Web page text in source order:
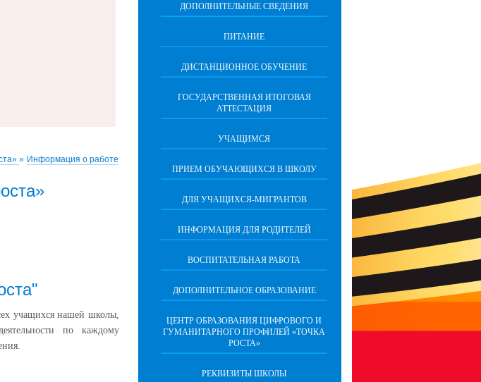
» Информация о работе
учащихся нашей школы,
по каждому
ДОПОЛНИТЕЛЬНЫЕ СВЕДЕНИЯ
ПИТАНИЕ
ДИСТАНЦИОННОЕ ОБУЧЕНИЕ
ГОСУДАРСТВЕННАЯ ИТОГОВАЯ
АТТЕСТАЦИЯ
УЧАЩИМСЯ
ПРИЕМ ОБУЧАЮЩИХСЯ В ШКОЛУ
ДЛЯ УЧАЩИХСЯ-МИГРАНТОВ
ИНФОРМАЦИЯ ДЛЯ РОДИТЕЛЕЙ
ВОСПИТАТЕЛЬНАЯ РАБОТА
ДОПОЛНИТЕЛЬНОЕ ОБРАЗОВАНИЕ
ЦЕНТР ОБРАЗОВАНИЯ ЦИФРОВОГО И
ГУМАНИТАРНОГО ПРОФИЛЕЙ «ТОЧКА
РОСТА»
РЕКВИЗИТЫ ШКОЛЫ